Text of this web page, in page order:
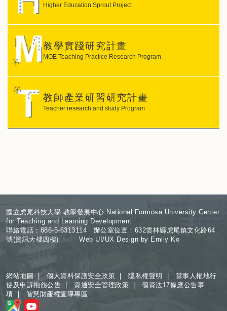
Higher Education Sprout Project
教學實踐研究計畫
MOE Teaching Practice Research Program
教師產業研習研究計畫
Teacher research and study Program
國立虎尾科技大學 教學發展中心 National Formosa University Center
for Teaching and Learning Development
聯絡電話：886-5-6313114 辦公室位置：632雲林縣虎尾鎮文化路64
號(資訊大樓四樓) Web UI/UX Design by Emily Ko
網站地圖 |個人資料保護安全政策 隱私權聲明
當事人權地行
使及申訴抱怨公告
資通安全管理政策 |個資法17條應公告事
項
智慧財產權宣導專區